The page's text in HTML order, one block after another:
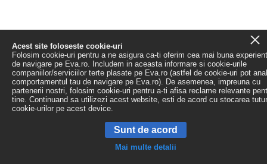
Acest site foloseste cookie-uri
Folosim cookie-uri pentru a ne asigura ca-ti oferim cea mai buna
de navigare pe Eva.ro. Includem in aceasta informare si cookie-urile
companiilor/serviciilor terte plasate pe Eva.ro (astfel de cookie-uri pot
comportamentul tau de navigare pe Eva.ro). De asemenea, impreuna cu
partenerii nostri, folosim cookie-uri pentru a-ti afisa reclame relevante
tine. Continuand sa utilizezi acest website, esti de acord cu stocarea
cookie-urilor pe acest device.
Sunt de acord
Mai multe detalii